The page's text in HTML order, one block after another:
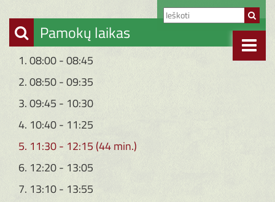
Pamokų laikas
1. 08:00 - 08:45
2. 08:50 - 09:35
3. 09:45 - 10:30
4. 10:40 - 11:25
5. 11:30 - 12:15 (44 min.)
6. 12:20 - 13:05
7. 13:10 - 13:55